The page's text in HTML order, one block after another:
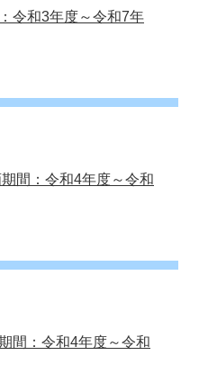
令和3年度～令和7年
間：令和4年度～令和
間：令和4年度～令和